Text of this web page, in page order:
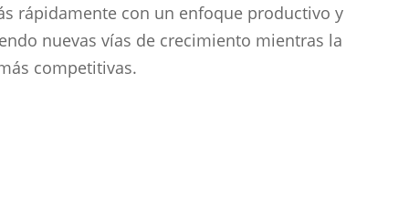
rápidamente con un enfoque productivo y
nuevas vías de crecimiento mientras la
competitivas.